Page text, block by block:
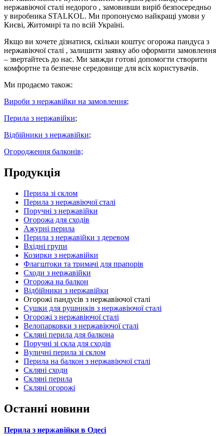
нержавіючої сталі недорого , замовивши виріб безпосередньо
у виробника STALKOL. Ми пропонуємо найкращі умови у
Києві, Житомирі та по всій Україні.
Якщо ви хочете дізнатися, скільки коштує огорожа пандуса з
нержавіючої сталі , залишити заявку або оформити замовлення
– звертайтесь до нас. Ми завжди готові допомогти створити
комфортне та безпечне середовище для всіх користувачів.
Ми продаємо також:
Вироби з нержавійки на замовлення;
Перила з нержавійки;
Відбійники з нержавійки;
Огородження балконів;
Продукція
Перила зі склом
Перила з нержавіючої сталі
Поручні з нержавійки
Огорожа для сходів
Ажурні перила
Перила з нержавійки з деревом
Вхідні групи
Козирки з нержавійки
Флагштоки та тримачі для прапорів
Сходи з нержавійки
Огорожа на балкон
Відбійники з нержавійки
Огорожі пандусів з нержавіючої сталі
Сушки для рушників з нержавіючої сталі
Огорожі з нержавіючої сталі
Велопарковки з нержавіючої сталі
Скляні перила для балкона
Поручні зі скла для сходів
Вуличні перила зі склом
Перила на балкон з нержавіючої сталі
Скляні сходи
Скляні перила
Скляні огорожі
Останні новини
Перила з нержавійки в Одесі